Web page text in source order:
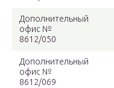
Дополнительный
офис №
8612/050
Дополнительный
офис №
8612/069